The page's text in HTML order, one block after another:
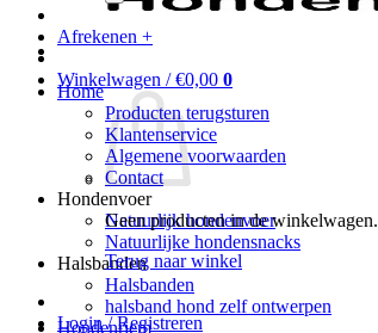
Home
Producten terugsturen
Klantenservice
Algemene voorwaarden
Contact
Hondenvoer
Natuurlijk hondenvoer
Natuurlijke hondensnacks
Halsbanden
Halsbanden
halsband hond zelf ontwerpen
Hondenriem
Afrekenen +
Winkelwagen /€0,00 0
Geen producten in de winkelwagen.
Terug naar winkel
Login / Registreren